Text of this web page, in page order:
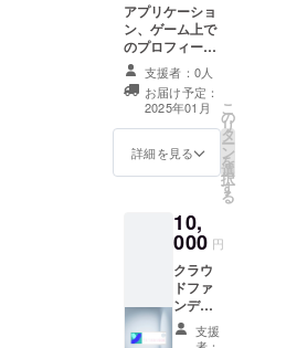
アプリケーショ
ン、ゲーム上で
のプロフィール
上のバッチ 表示
箇所:アカウント
名の横、プロ
フィール ご支援
者であることを
証明する星形の
支援者：0人
お届け予定：
2025年01月
詳細を見る
こ
の
リ
タ
ー
ン
を
選
択
す
る
10,
000 円
クラウ
ドファ
ンディ
ングご
支援者
支援